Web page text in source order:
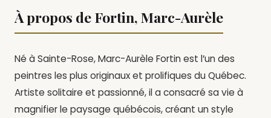
À propos de Fortin, Marc-Aurèle
Né à Sainte-Rose, Marc-Aurèle Fortin est l’un des
peintres les plus originaux et prolifiques du Québec.
Artiste solitaire et passionné, il a consacré sa vie à
magnifier le paysage québécois, créant un style